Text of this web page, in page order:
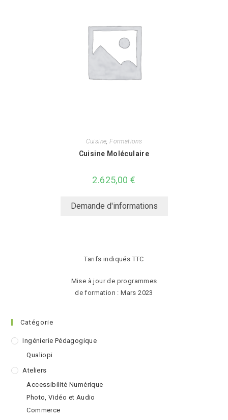
Cuisine ,Formations
Cuisine Moléculaire
2.625,00€
Demande d'informations
Tarifs indiqués TTC
Mise à jour de programmes
de formation : Mars 2023
Catégorie
Ingénierie Pédagogique
Qualiopi
Ateliers
Accessibilité Numérique
Photo, Vidéo et Audio
Commerce